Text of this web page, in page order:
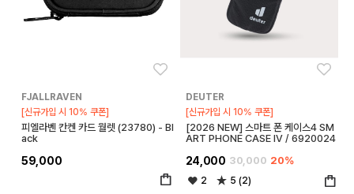
FJALLRAVEN
[신규가입 시 10% 쿠폰]
피엘라벤 칸켄 카드 월렛 (23780) - Bl
ack
59,000
DEUTER
[신규가입 시 10% 쿠폰]
[2026 NEW] 스마트 폰 케이스4 SM
ART PHONE CASE IV / 6920024
24,000 30,000 20%
2 5 (2)